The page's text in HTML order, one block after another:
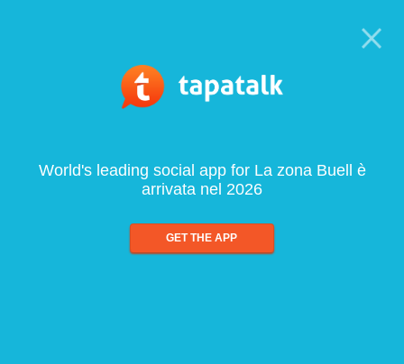
World's leading social app for La zona Buell è
arrivata nel 2026
GET THE APP